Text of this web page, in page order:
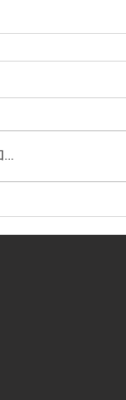
…